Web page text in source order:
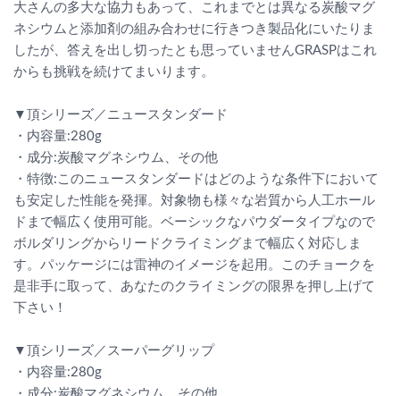
大さんの多大な協力もあって、これまでとは異なる炭酸マグ
ネシウムと添加剤の組み合わせに行きつき製品化にいたりま
したが、答えを出し切ったとも思っていませんGRASPはこれ
からも挑戦を続けてまいります。
▼頂シリーズ／ニュースタンダード
・内容量:280g
・成分:炭酸マグネシウム、その他
・特徴:このニュースタンダードはどのような条件下において
も安定した性能を発揮。対象物も様々な岩質から人工ホール
ドまで幅広く使用可能。ベーシックなパウダータイプなので
ボルダリングからリードクライミングまで幅広く対応しま
す。パッケージには雷神のイメージを起用。このチョークを
是非手に取って、あなたのクライミングの限界を押し上げて
下さい！
▼頂シリーズ／スーパーグリップ
・内容量:280g